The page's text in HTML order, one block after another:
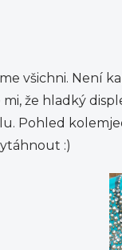
všichni. Není
že hladký
Pohled
:)